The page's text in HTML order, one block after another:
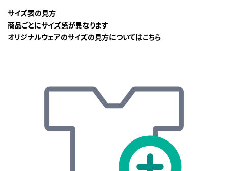
サイズ表の見方
商品ごとにサイズ感が異なります
オリジナルウェアのサイズの見方についてはこちら